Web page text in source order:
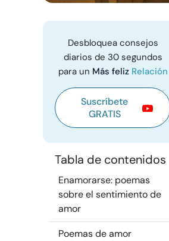
Desbloquea consejos
diarios de 30 segundos
para un Más feliz Relación
Suscríbete
GRATIS
Tabla de contenidos
Enamorarse: poemas
sobre el sentimiento de
amor
Poemas de amor